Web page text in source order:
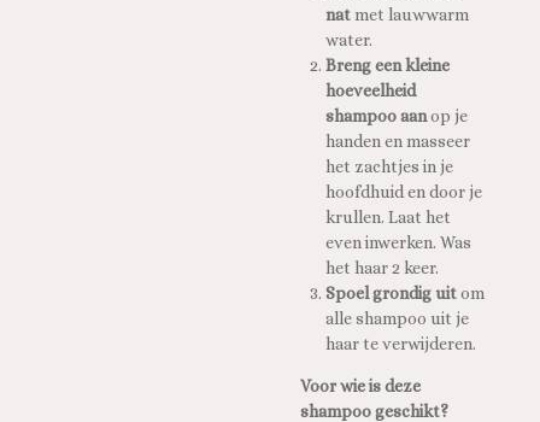
nat met lauwwarm
water.
Breng een kleine
hoeveelheid
shampoo aanop je
handen en masseer
het zachtjes in je
hoofdhuid en door je
krullen. Laat het
even inwerken. Was
het haar 2 keer.
Spoel grondig uitom
alle shampoo uit je
haar te verwijderen.
Voor wie is deze
shampoo geschikt?